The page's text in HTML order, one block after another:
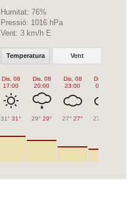
Humitat: 76%
Pressió: 1016 hPa
Vent: 3 km/h E
Temperatura Vent
Dis, 08
17:00
31° 31°
Dis, 08
20:00
29° 29°
Dis, 08
23:00
27° 27°
Diu, 09
02:00
27°